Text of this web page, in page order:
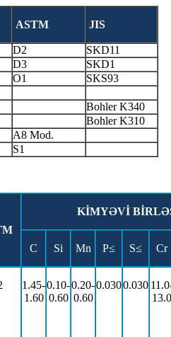
ASTM JIS
D2
SKD11
D3
SKD1
O1
SKS93
Bohler K340
Bohler K310
A8 Mod.
S1
KİMYƏVİ
C Si Mn P≤ S≤ Cr
1.45-
1.60
0.10-
0.60
0.20-
0.60
0.0300.030
13.0